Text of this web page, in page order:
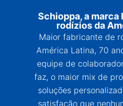
Schioppa, a marca
rodízios da
Maior fabricante de
América Latina, 70
equipe de
faz, o maior mix de
soluções
satisfação que